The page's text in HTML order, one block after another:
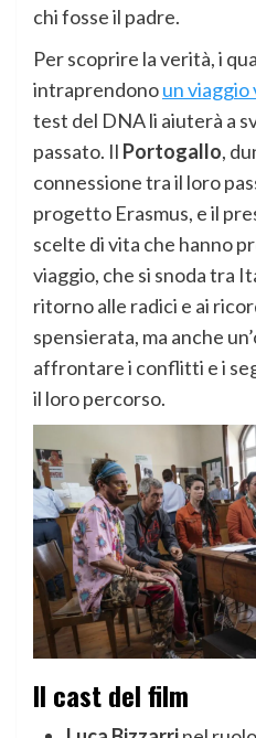
chi fosse il padre.
Per scoprire la verità, i
intraprendonoun viaggio
test del DNA li aiuterà a
passato. Il Portogallo,
connessione tra il loro
progetto Erasmus, e il
scelte di vita che hanno
viaggio, che si snoda tra
ritorno alle radici e ai
spensierata, ma anche
affrontare i conflitti e i
il loro percorso.
Il cast del film